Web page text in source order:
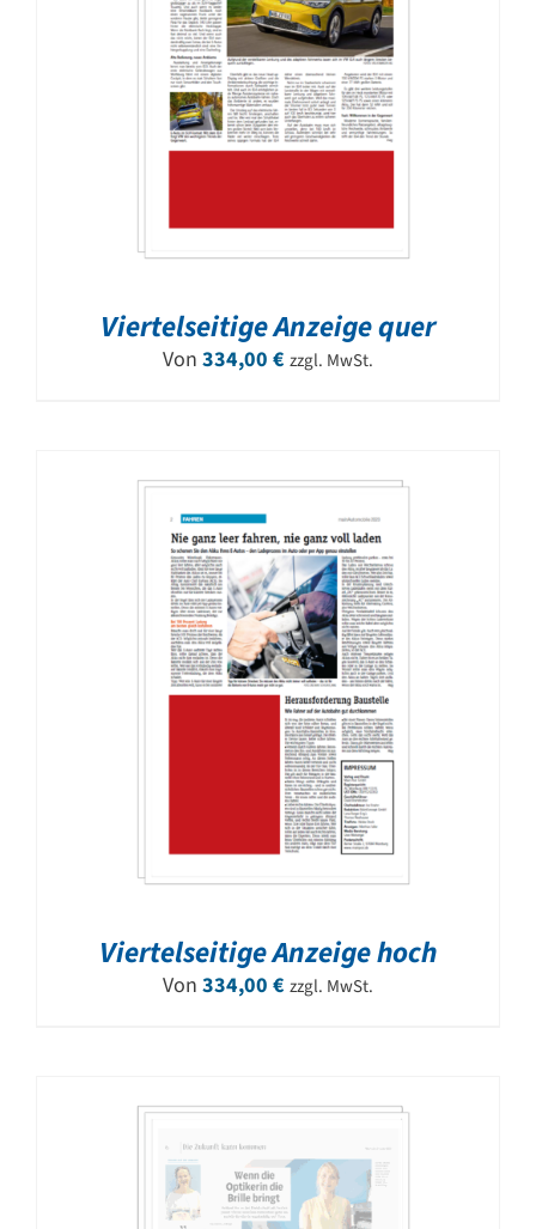
Viertelseitige Anzeige quer
Von 334,00 € zzgl. MwSt.
Viertelseitige Anzeige hoch
Von 334,00 € zzgl. MwSt.